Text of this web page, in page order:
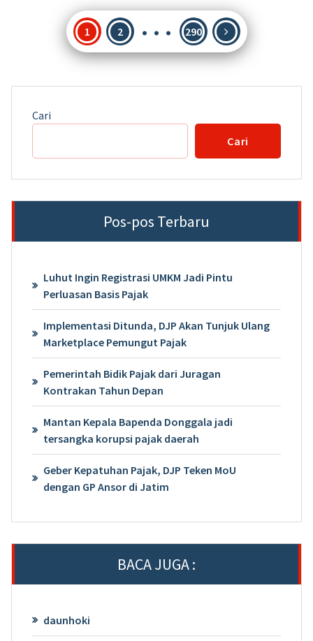
Paginasi
pos
1 2 … 290
Cari
Cari
Pos-pos Terbaru
Luhut Ingin Registrasi UMKM Jadi Pintu
Perluasan Basis Pajak
Implementasi Ditunda, DJP Akan Tunjuk Ulang
Marketplace Pemungut Pajak
Pemerintah Bidik Pajak dari Juragan
Kontrakan Tahun Depan
Mantan Kepala Bapenda Donggala jadi
tersangka korupsi pajak daerah
Geber Kepatuhan Pajak, DJP Teken MoU
dengan GP Ansor di Jatim
BACA JUGA :
daunhoki